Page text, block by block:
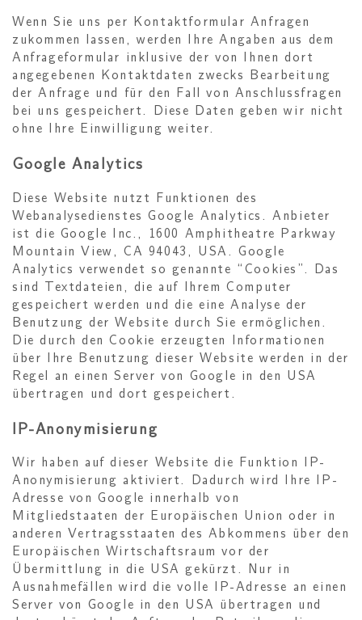
Wenn Sie uns per Kontaktformular Anfragen
zukommen lassen, werden Ihre Angaben aus dem
Anfrageformular inklusive der von Ihnen dort
angegebenen Kontaktdaten zwecks Bearbeitung
der Anfrage und für den Fall von Anschlussfragen
bei uns gespeichert. Diese Daten geben wir nicht
ohne Ihre Einwilligung weiter.
Google Analytics
Diese Website nutzt Funktionen des
Webanalysedienstes Google Analytics. Anbieter
ist die Google Inc., 1600 Amphitheatre Parkway
Mountain View, CA 94043, USA. Google
Analytics verwendet so genannte “Cookies”. Das
sind Textdateien, die auf Ihrem Computer
gespeichert werden und die eine Analyse der
Benutzung der Website durch Sie ermöglichen.
Die durch den Cookie erzeugten Informationen
über Ihre Benutzung dieser Website werden in der
Regel an einen Server von Google in den USA
übertragen und dort gespeichert.
IP-Anonymisierung
Wir haben auf dieser Website die Funktion IP-
Anonymisierung aktiviert. Dadurch wird Ihre IP-
Adresse von Google innerhalb von
Mitgliedstaaten der Europäischen Union oder in
anderen Vertragsstaaten des Abkommens über den
Europäischen Wirtschaftsraum vor der
Übermittlung in die USA gekürzt. Nur in
Ausnahmefällen wird die volle IP-Adresse an einen
Server von Google in den USA übertragen und